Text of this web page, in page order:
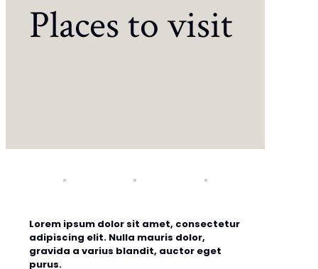
Places to visit
Lorem ipsum dolor sit amet, consectetur
adipiscing elit. Nulla mauris dolor,
gravida a varius blandit, auctor eget
purus.